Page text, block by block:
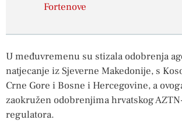
Fortenove
U međuvremenu su stizala odobrenja
natjecanje iz Sjeverne Makedonije, s
Crne Gore i Bosne i Hercegovine, a
zaokružen odobrenjima hrvatskog
regulatora.